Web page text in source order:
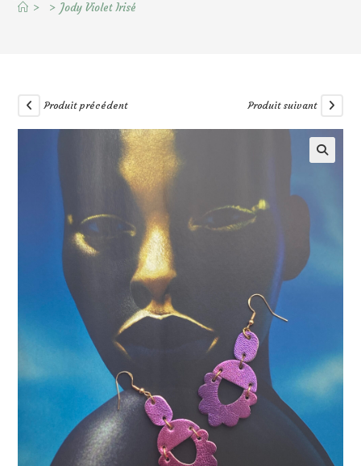
> > Jody Violet Irisé
Produit précédent Produit suivant